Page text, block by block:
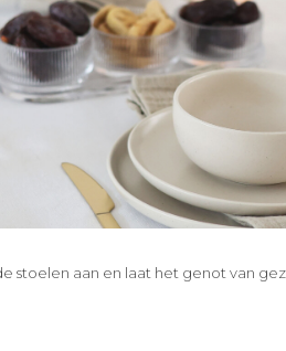
stoelen aan en laat het genot van